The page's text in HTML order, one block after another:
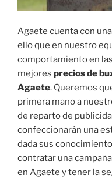
Agaete cuenta con
ello que en nuestro
comportamiento en
mejores precios de
Agaete. Queremos
primera mano a
de reparto de
confeccionarán una
dada sus
contratar una
en Agaete y tener la